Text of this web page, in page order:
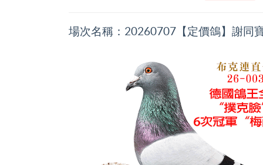
場次名稱：20260707【定價鴿】謝同